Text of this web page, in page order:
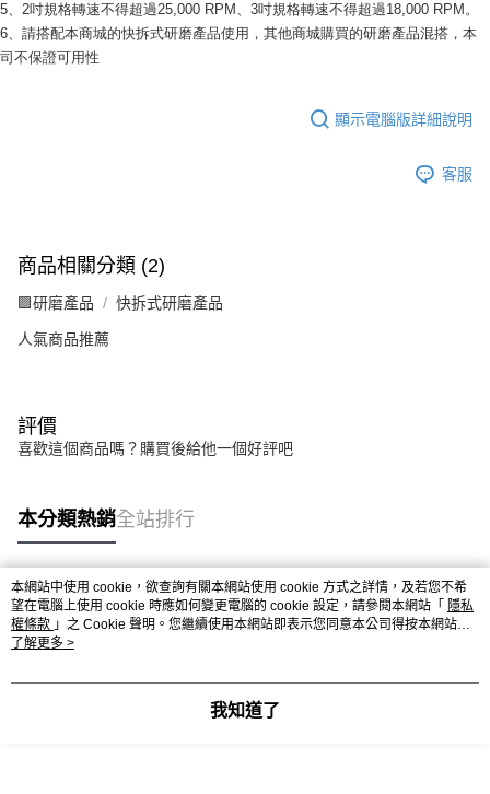
5、2吋規格轉速不得超過25,000 RPM、3吋規格轉速不得超過18,000 RPM。
6、請搭配本商城的快拆式研磨產品使用，其他商城購買的研磨產品混搭，本
司不保證可用性
顯示電腦版詳細說明
客服
商品相關分類 (2)
🟪研磨產品 快拆式研磨產品
人氣商品推薦
評價
喜歡這個商品嗎？購買後給他一個好評吧
本分類熱銷全站排行
熱門標籤
本網站中使用 cookie，欲查詢有關本網站使用 cookie 方式之詳情，及若您不希
望在電腦上使用 cookie 時應如何變更電腦的 cookie 設定，請參閱本網站「 隱私
權條款 」之 Cookie 聲明。您繼續使用本網站即表示您同意本公司得按本網站使
用條款之 Cookie 聲明使用 cookie。
了解更多 >
我知道了